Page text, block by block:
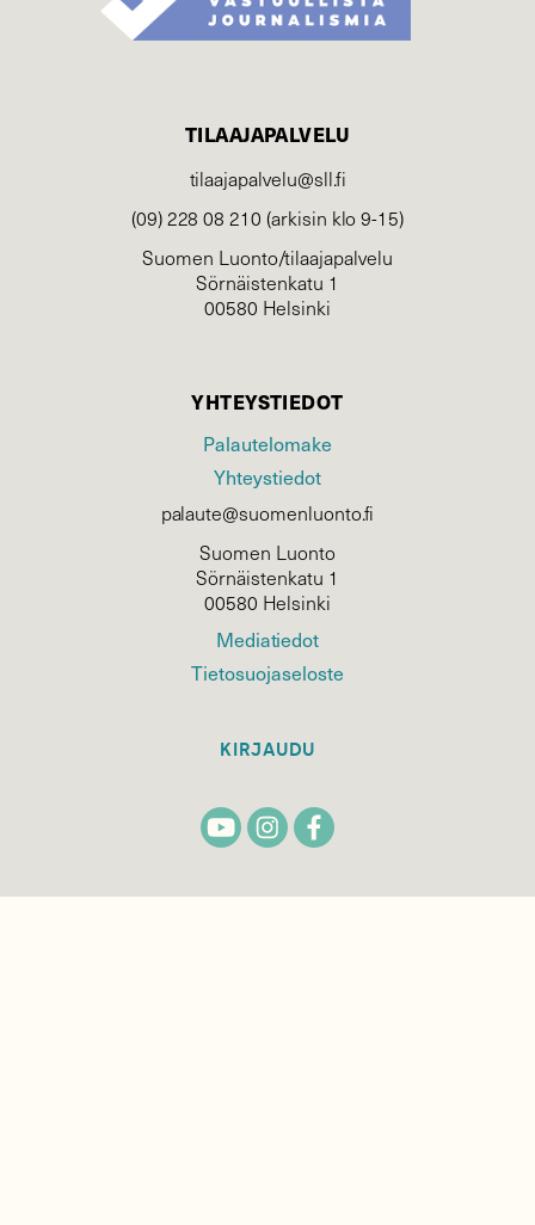
TILAAJAPALVELU
tilaajapalvelu@sll.fi
(09) 228 08 210 (arkisin klo 9-15)
Suomen Luonto/tilaajapalvelu
Sörnäistenkatu 1
00580 Helsinki
YHTEYSTIEDOT
Palautelomake
Yhteystiedot
palaute@suomenluonto.fi
Suomen Luonto
Sörnäistenkatu 1
00580 Helsinki
Mediatiedot
Tietosuojaseloste
KIRJAUDU